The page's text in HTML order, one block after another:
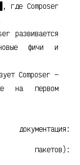
, где Composer
развивается
фичи и
Composer —
на первом